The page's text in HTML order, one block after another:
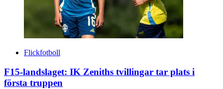
Flickfotboll
F15-landslaget: IK Zeniths tvillingar tar plats i
första truppen